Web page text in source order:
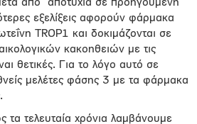
από αποτυχία σε προηγούμενη
εξελίξεις αφορούν φάρμακα
TROP1 και δοκιμάζονται σε
κακοηθειών με τις
θετικές. Για το λόγο αυτό σε
μελέτες φάσης 3 με τα φάρμακα
τα τελευταία χρόνια λαμβάνουμε